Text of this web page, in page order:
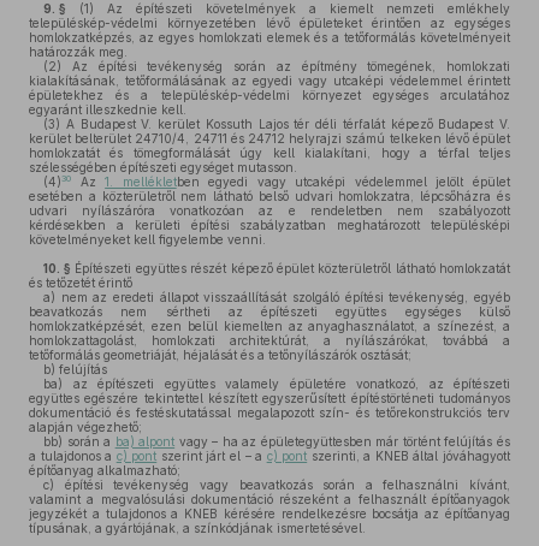
9. § (1) Az építészeti követelmények a kiemelt nemzeti emlékhely
településkép-védelmi környezetében lévő épületeket érintően az egységes
homlokzatképzés, az egyes homlokzati elemek és a tetőformálás követelményeit
határozzák meg.
(2) Az építési tevékenység során az építmény tömegének, homlokzati
kialakításának, tetőformálásának az egyedi vagy utcaképi védelemmel érintett
épületekhez és a településkép-védelmi környezet egységes arculatához
egyaránt illeszkednie kell.
(3) A Budapest V. kerület Kossuth Lajos tér déli térfalát képező Budapest V.
kerület belterület 24710/4, 24711 és 24712 helyrajzi számú telkeken lévő épület
homlokzatát és tömegformálását úgy kell kialakítani, hogy a térfal teljes
szélességében építészeti egységet mutasson.
(4) 30 Az1. mellékletben egyedi vagy utcaképi védelemmel jelölt épület
esetében a közterületről nem látható belső udvari homlokzatra, lépcsőházra és
udvari nyílászáróra vonatkozóan az e rendeletben nem szabályozott
kérdésekben a kerületi építési szabályzatban meghatározott településképi
követelményeket kell figyelembe venni.
10. § Építészeti együttes részét képező épület közterületről látható homlokzatát
és tetőzetét érintő
a) nem az eredeti állapot visszaállítását szolgáló építési tevékenység, egyéb
beavatkozás nem sértheti az építészeti együttes egységes külső
homlokzatképzését, ezen belül kiemelten az anyaghasználatot, a színezést, a
homlokzattagolást, homlokzati architektúrát, a nyílászárókat, továbbá a
tetőformálás geometriáját, héjalását és a tetőnyílászárók osztását;
b) felújítás
ba) az építészeti együttes valamely épületére vonatkozó, az építészeti
együttes egészére tekintettel készített egyszerűsített építéstörténeti tudományos
dokumentáció és festéskutatással megalapozott szín- és tetőrekonstrukciós terv
alapján végezhető;
bb) során a ba) alpont vagy – ha az épületegyüttesben már történt felújítás és
a tulajdonos a c) pont szerint járt el – a c) pont szerinti, a KNEB által jóváhagyott
építőanyag alkalmazható;
c) építési tevékenység vagy beavatkozás során a felhasználni kívánt,
valamint a megvalósulási dokumentáció részeként a felhasznált építőanyagok
jegyzékét a tulajdonos a KNEB kérésére rendelkezésre bocsátja az építőanyag
típusának, a gyártójának, a színkódjának ismertetésével.